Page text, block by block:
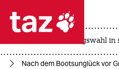
 taz zahl
taz zahl ich
landtagswahl in
Nach dem Bootsunglück vor